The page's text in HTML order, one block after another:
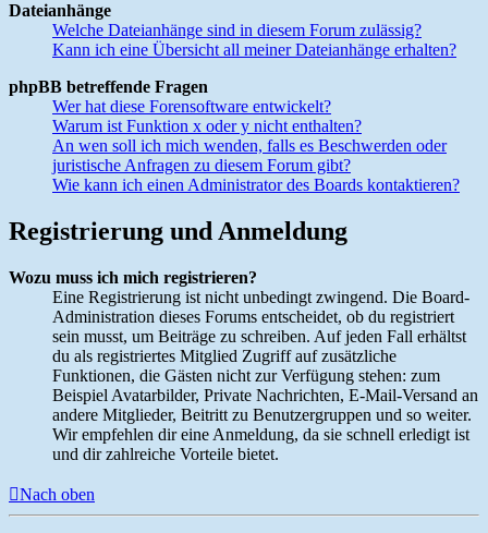
Dateianhänge
Welche Dateianhänge sind in diesem Forum zulässig?
Kann ich eine Übersicht all meiner Dateianhänge erhalten?
phpBB betreffende Fragen
Wer hat diese Forensoftware entwickelt?
Warum ist Funktion x oder y nicht enthalten?
An wen soll ich mich wenden, falls es Beschwerden oder
juristische Anfragen zu diesem Forum gibt?
Wie kann ich einen Administrator des Boards kontaktieren?
Registrierung und Anmeldung
Wozu muss ich mich registrieren?
Eine Registrierung ist nicht unbedingt zwingend. Die Board-
Administration dieses Forums entscheidet, ob du registriert
sein musst, um Beiträge zu schreiben. Auf jeden Fall erhältst
du als registriertes Mitglied Zugriff auf zusätzliche
Funktionen, die Gästen nicht zur Verfügung stehen: zum
Beispiel Avatarbilder, Private Nachrichten, E-Mail-Versand an
andere Mitglieder, Beitritt zu Benutzergruppen und so weiter.
Wir empfehlen dir eine Anmeldung, da sie schnell erledigt ist
und dir zahlreiche Vorteile bietet.
Nach oben